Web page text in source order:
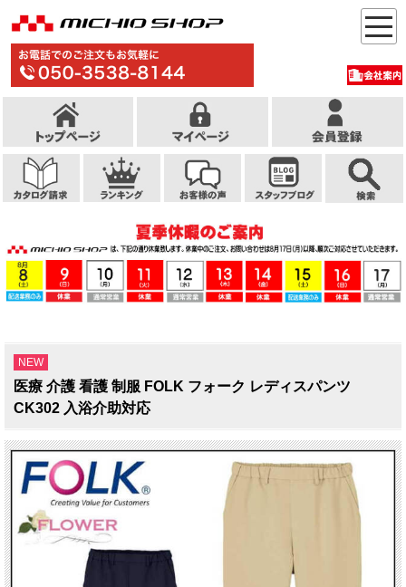
NEW
医療 介護 看護 制服 FOLK フォーク レディスパンツ
CK302 入浴介助対応